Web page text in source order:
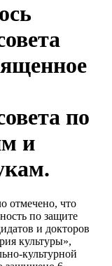
по
и
отмечено, что
по защите
и докторов
культуры»,
культурной